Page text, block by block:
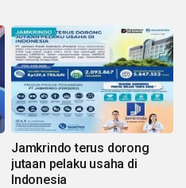
Jamkrindo terus dorong
jutaan pelaku usaha di
Indonesia